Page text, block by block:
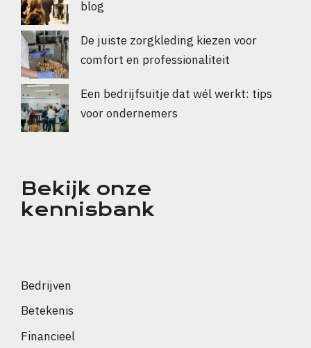
blog
De juiste zorgkleding kiezen voor
comfort en professionaliteit
Een bedrijfsuitje dat wél werkt: tips
voor ondernemers
Bekijk onze
kennisbank
Bedrijven
Betekenis
Financieel